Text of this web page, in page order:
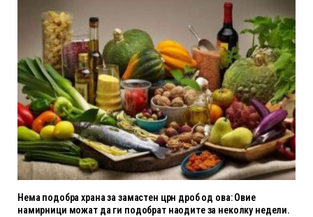
Нема подобра храна за замастен црн дроб од ова: Овие
намирници можат да ги подобрат наодите за неколку недели.